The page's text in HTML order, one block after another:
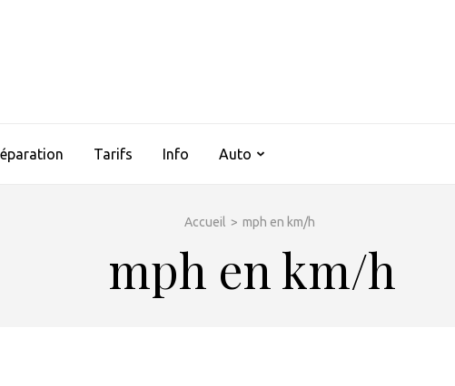
Tarifs Info Auto
Accueil > mph en km/h
mph en km/h